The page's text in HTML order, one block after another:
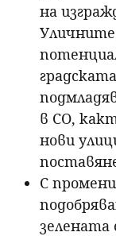
на
в СО,
нови
С